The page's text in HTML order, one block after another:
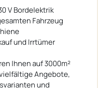
V Bordelektrik
Fahrzeug
und Irrtümer
Ihnen auf 3000m²
Angebote,
und